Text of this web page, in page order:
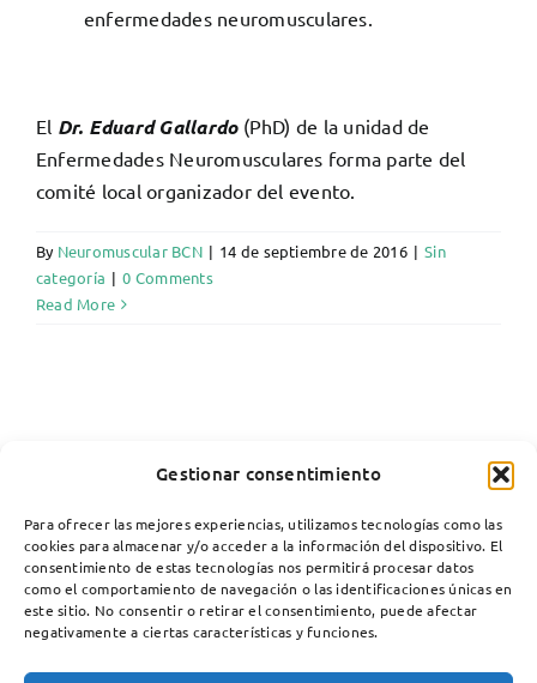
Gestionar consentimiento
Para ofrecer las mejores experiencias, utilizamos tecnologías como las
cookies para almacenar y/o acceder a la información del dispositivo. El
consentimiento de estas tecnologías nos permitirá procesar datos
como el comportamiento de navegación o las identificaciones únicas en
este sitio. No consentir o retirar el consentimiento, puede afectar
negativamente a ciertas características y funciones.
enfermedades neuromusculares.
El Dr. Eduard Gallardo(PhD) de la unidad de
Enfermedades Neuromusculares forma parte del
comité local organizador del evento.
By Neuromuscular BCN | 14 de septiembre de 2016 | Sin
categoría | 0 Comments
Read More